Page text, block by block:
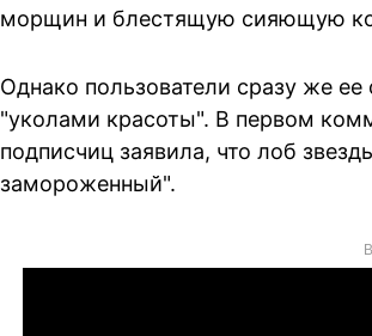
морщин и блестящую сияющую
Однако пользователи сразу же
"уколами красоты". В первом
подписчиц заявила, что лоб
замороженный".